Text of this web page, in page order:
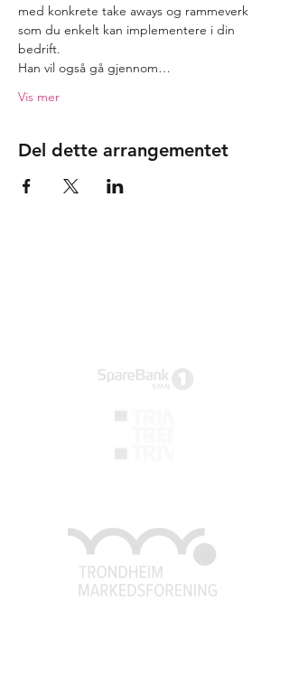
med konkrete take aways og rammeverk
som du enkelt kan implementere i din
bedrift.
Han vil også gå gjennom…
Vis mer
Del dette arrangementet